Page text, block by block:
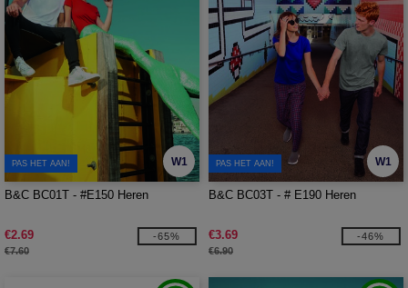
W1
PAS HET AAN!
B&C BC01T - #E150 Heren
€2.69
€7.60
-65%
W1
PAS HET AAN!
B&C BC03T - # E190 Heren
€3.69
€6.90
-46%